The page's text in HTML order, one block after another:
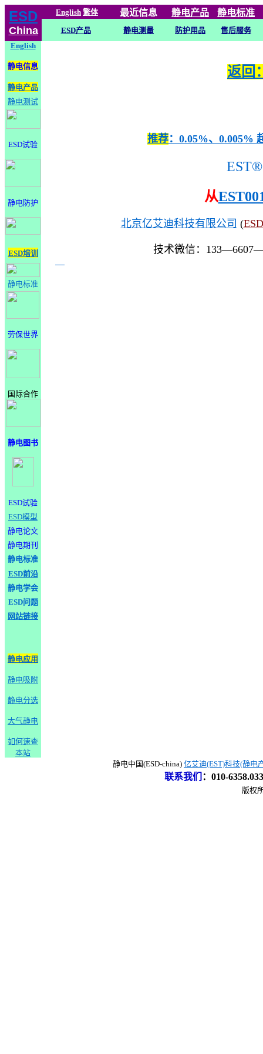
ESD
China
English 繁体 最近信息 静电产品 静电标准
ESD产品 静电测量 防护用品
售后服务
English
静电信息
静电产品
静电测试
ESD试验
静电防护
ESD培训
静电标准
劳保世界
国际合作
静电图书
ESD试验
ESD模型
静电论文
静电期刊
静电标准
ESD前沿
静电学会
ESD问题
网站链接
静电应用
静电吸附
静电分选
大气静电
如何速查
本站
返回
推荐：0.05%、0.005%
EST®
从
北京亿艾迪科技有限公司 (
技术微信：
静电中国(ESD-china) 亿艾迪(EST)科技(静电
联系我们 ： 010-
版权